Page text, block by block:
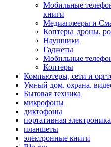
Мобильные
книги
Медиаплееры и
Коптеры, дроны,
Наушники
Гаджеты
Мобильные
Коптеры
Компьютеры, сети и
Умный дом, охрана,
Бытовая техника
микрофоны
диктофоны
портативная электроника
планшеты
электронные книги